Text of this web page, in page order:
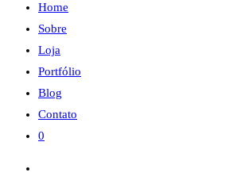
Home
Sobre
Loja
Portfólio
Blog
Contato
0